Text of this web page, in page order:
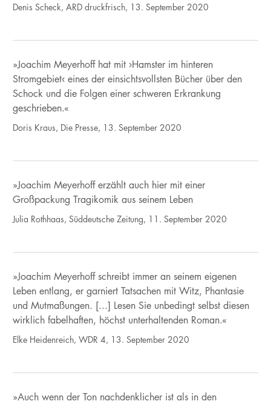
Denis Scheck, ARD druckfrisch, 13. September 2020
»Joachim Meyerhoff hat mit ›Hamster im hinteren
Stromgebiet‹ eines der einsichtsvollsten Bücher über den
Schock und die Folgen einer schweren Erkrankung
geschrieben.«
Doris Kraus, Die Presse, 13. September 2020
»Joachim Meyerhoff erzählt auch hier mit einer
Großpackung Tragikomik aus seinem Leben
Julia Rothhaas, Süddeutsche Zeitung, 11. September 2020
»Joachim Meyerhoff schreibt immer an seinem eigenen
Leben entlang, er garniert Tatsachen mit Witz, Phantasie
und Mutmaßungen. [...] Lesen Sie unbedingt selbst diesen
wirklich fabelhaften, höchst unterhaltenden Roman.«
Elke Heidenreich, WDR 4, 13. September 2020
»Auch wenn der Ton nachdenklicher ist als in den